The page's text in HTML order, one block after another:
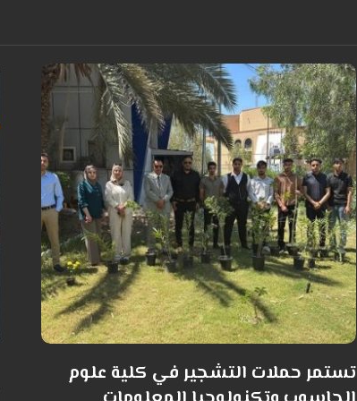
تستمر حملات التشجير في كلية علوم